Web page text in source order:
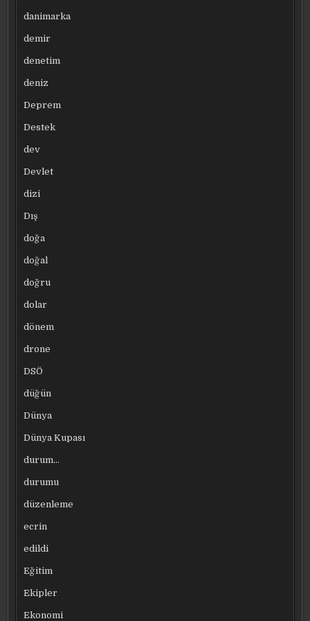
danimarka
demir
denetim
deniz
Deprem
Destek
dev
Devlet
dizi
Dış
doğa
doğal
doğru
dolar
dönem
drone
DSÖ
düğün
Dünya
Dünya Kupası
durum…
durumu
düzenleme
ecrin
edildi
Eğitim
Ekipler
Ekonomi